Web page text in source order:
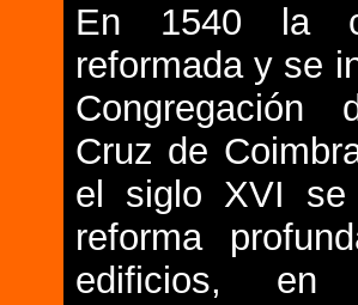
En 1540 la
reformada y se
Congregación
Cruz de
el siglo XVI se
reforma
edificios,